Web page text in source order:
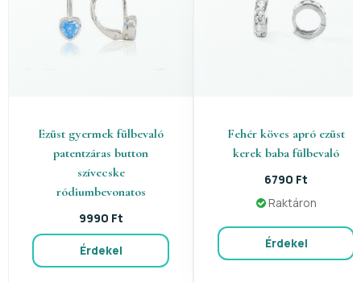
Ezüst gyermek fülbevaló
patentzáras button
szívecske
ródiumbevonatos
9990 Ft
Érdekel
Fehér köves apró ezüst
kerek baba fülbevaló
6790 Ft
Raktáron
Érdekel